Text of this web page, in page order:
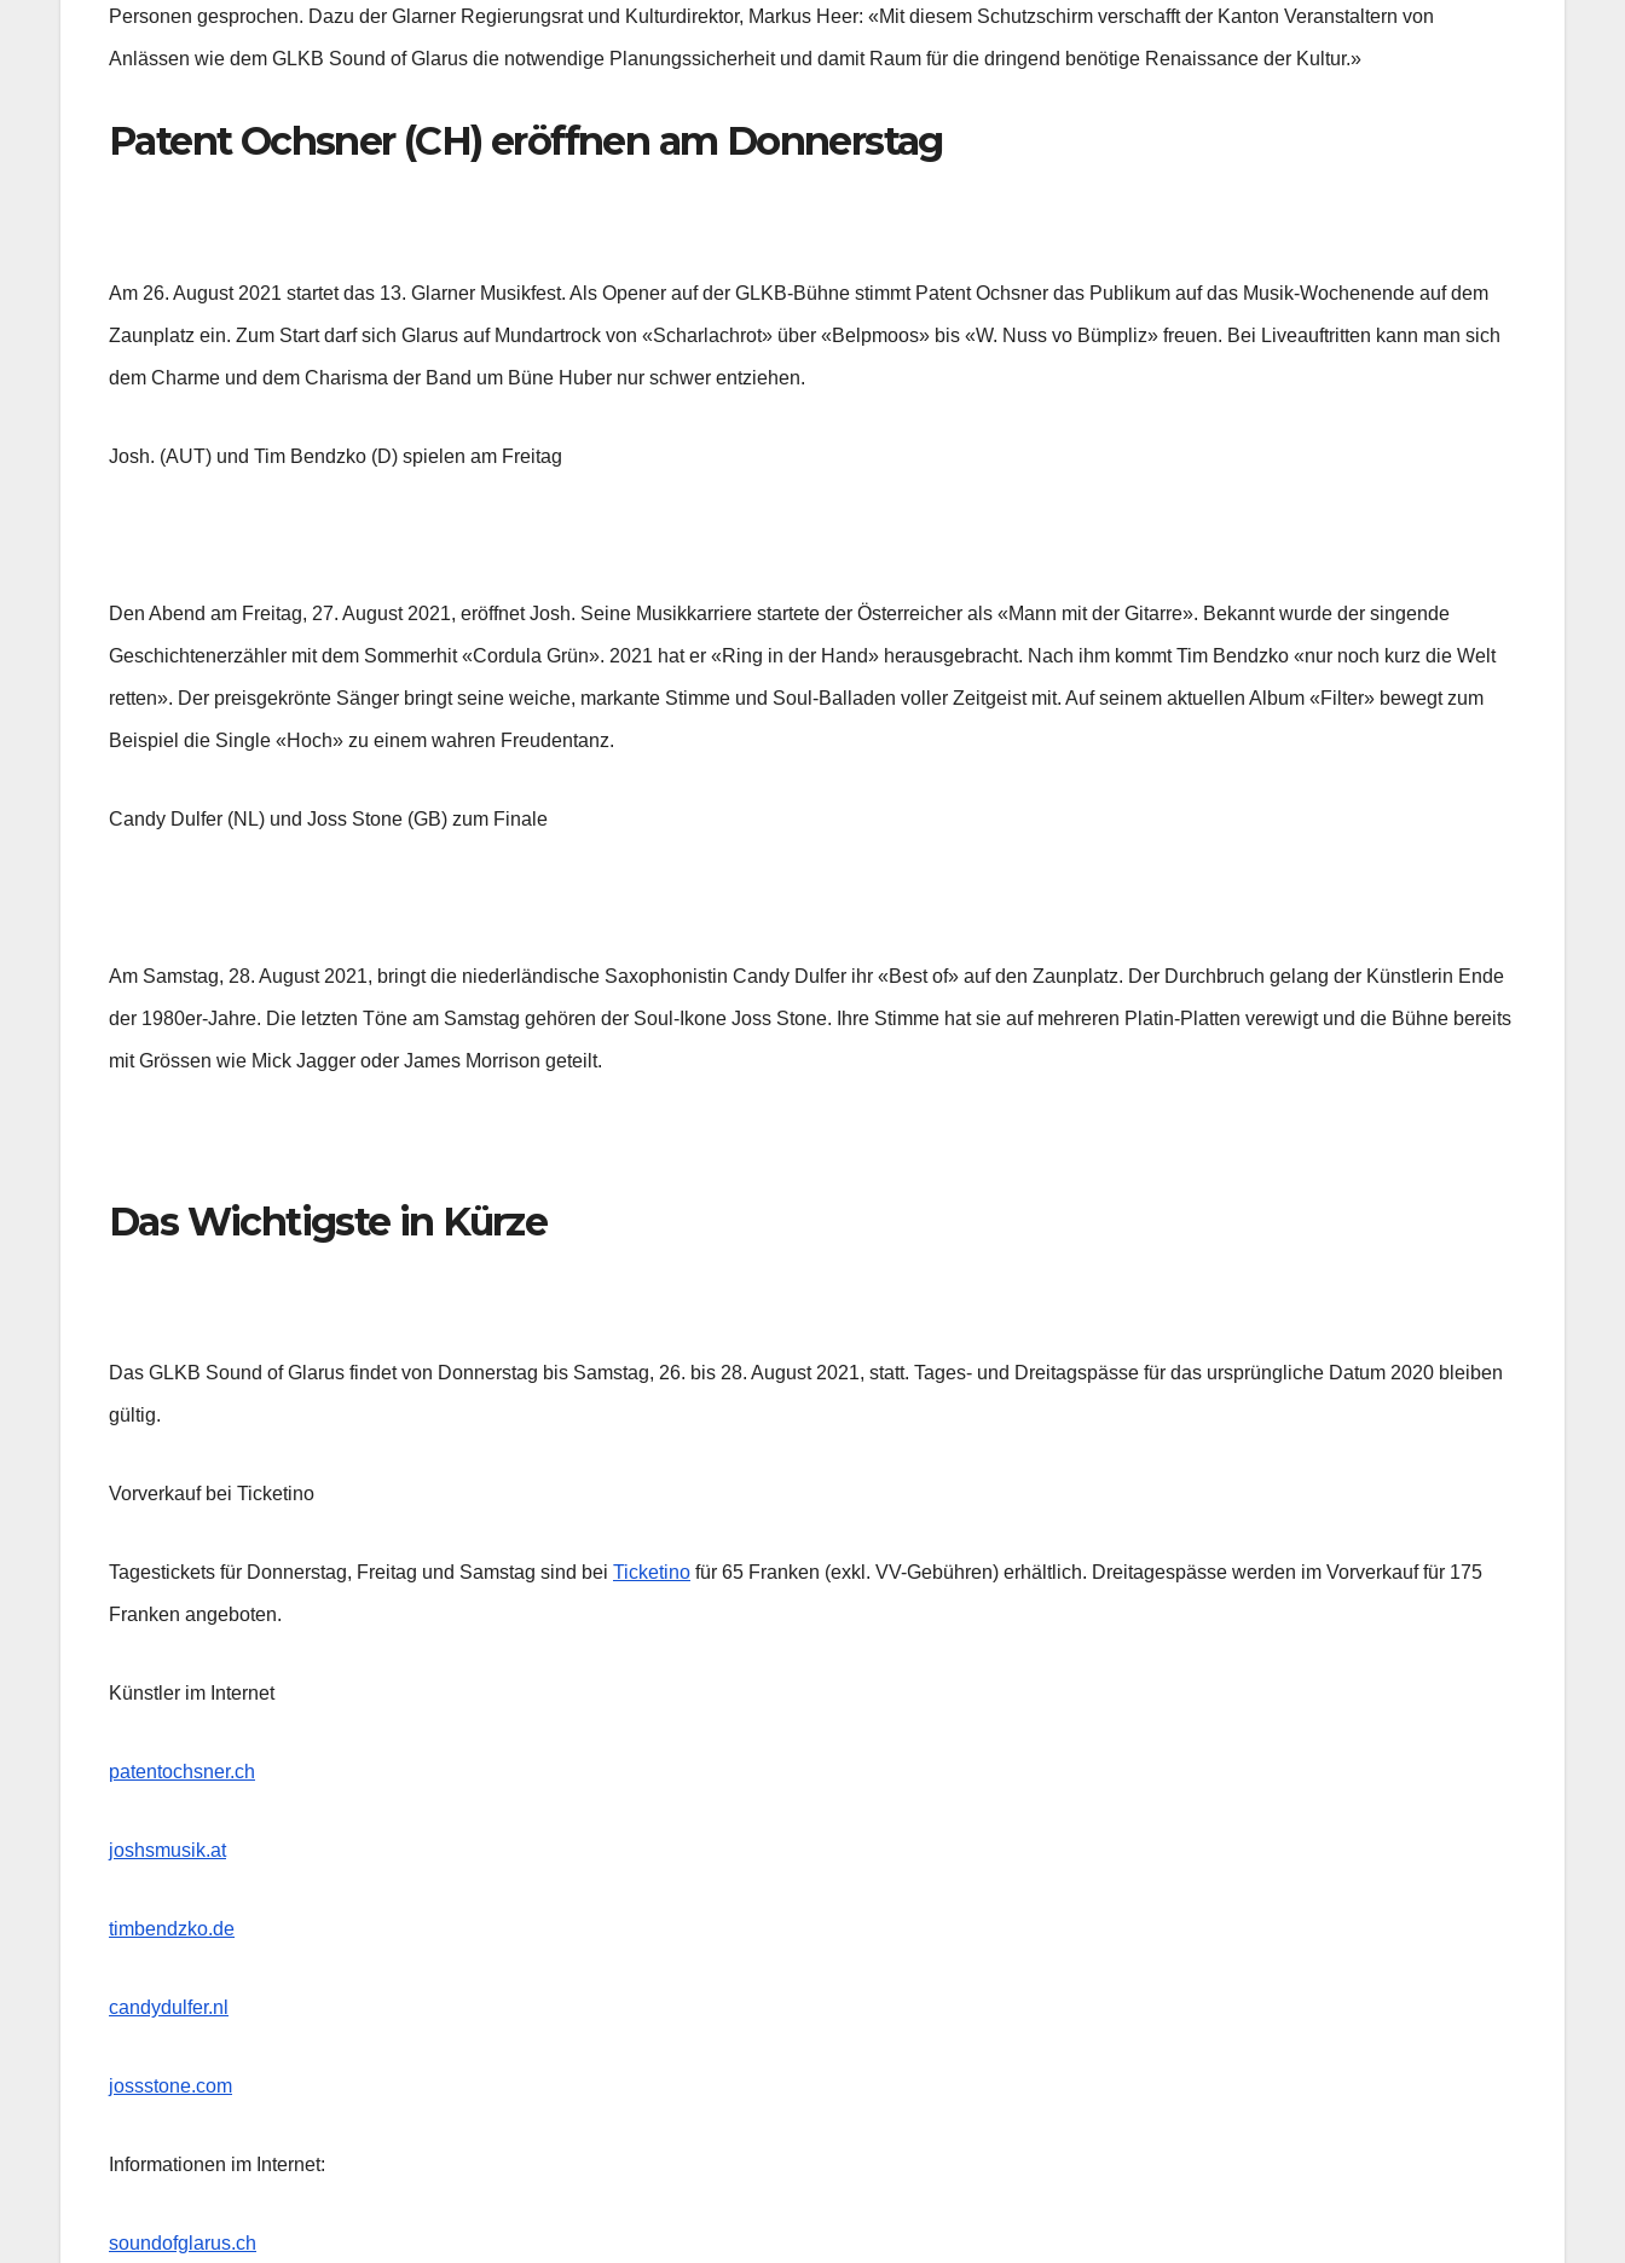
Personen gesprochen. Dazu der Glarner Regierungsrat und Kulturdirektor, Markus Heer: «Mit diesem Schutzschirm verschafft der Kanton Veranstaltern von
Anlässen wie dem GLKB Sound of Glarus die notwendige Planungssicherheit und damit Raum für die dringend benötige Renaissance der Kultur.»
Patent Ochsner (CH) eröffnen am Donnerstag
Am 26. August 2021 startet das 13. Glarner Musikfest. Als Opener auf der GLKB-Bühne stimmt Patent Ochsner das Publikum auf das Musik-Wochenende auf dem
Zaunplatz ein. Zum Start darf sich Glarus auf Mundartrock von «Scharlachrot» über «Belpmoos» bis «W. Nuss vo Bümpliz» freuen. Bei Liveauftritten kann man sich
dem Charme und dem Charisma der Band um Büne Huber nur schwer entziehen.
Josh. (AUT) und Tim Bendzko (D) spielen am Freitag
Den Abend am Freitag, 27. August 2021, eröffnet Josh. Seine Musikkarriere startete der Österreicher als «Mann mit der Gitarre». Bekannt wurde der singende
Geschichtenerzähler mit dem Sommerhit «Cordula Grün». 2021 hat er «Ring in der Hand» herausgebracht. Nach ihm kommt Tim Bendzko «nur noch kurz die Welt
retten». Der preisgekrönte Sänger bringt seine weiche, markante Stimme und Soul-Balladen voller Zeitgeist mit. Auf seinem aktuellen Album «Filter» bewegt zum
Beispiel die Single «Hoch» zu einem wahren Freudentanz.
Candy Dulfer (NL) und Joss Stone (GB) zum Finale
Am Samstag, 28. August 2021, bringt die niederländische Saxophonistin Candy Dulfer ihr «Best of» auf den Zaunplatz. Der Durchbruch gelang der Künstlerin Ende
der 1980er-Jahre. Die letzten Töne am Samstag gehören der Soul-Ikone Joss Stone. Ihre Stimme hat sie auf mehreren Platin-Platten verewigt und die Bühne bereits
mit Grössen wie Mick Jagger oder James Morrison geteilt.
Das Wichtigste in Kürze
Das GLKB Sound of Glarus findet von Donnerstag bis Samstag, 26. bis 28. August 2021, statt. Tages- und Dreitagspässe für das ursprüngliche Datum 2020 bleiben
gültig.
Vorverkauf bei Ticketino
Tagestickets für Donnerstag, Freitag und Samstag sind bei Ticketino für 65 Franken (exkl. VV-Gebühren) erhältlich. Dreitagespässe werden im Vorverkauf für 175
Franken angeboten.
Künstler im Internet
patentochsner.ch
joshsmusik.at
timbendzko.de
candydulfer.nl
jossstone.com
Informationen im Internet:
soundofglarus.ch